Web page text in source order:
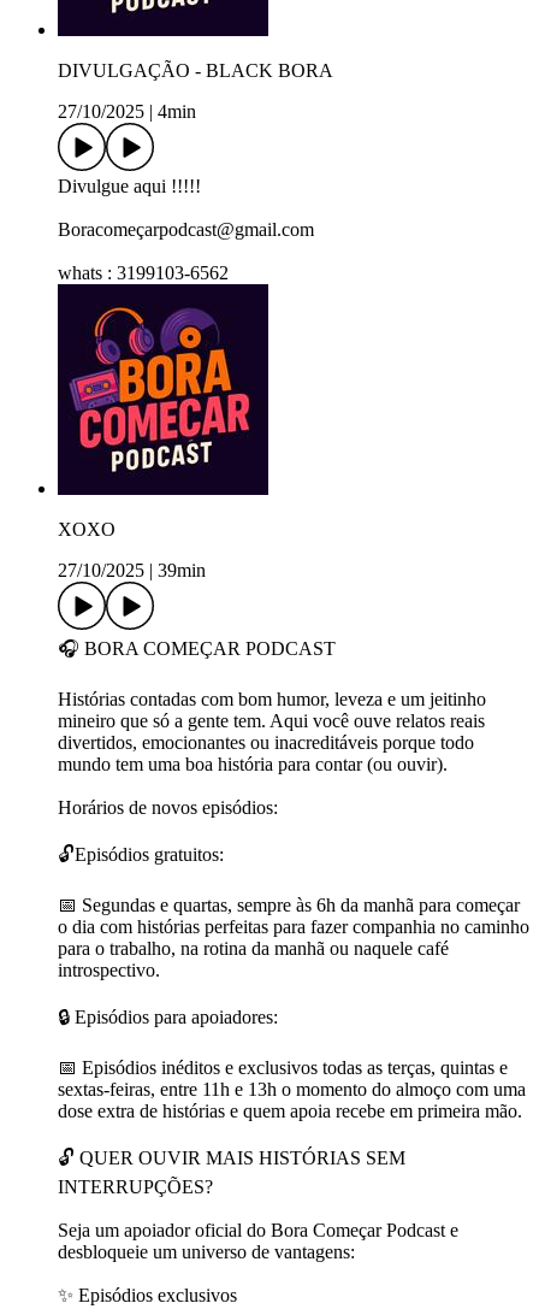
DIVULGAÇÃO - BLACK BORA
27/10/2025
4min
Divulgue aqui !!!!!
Boracomeçarpodcast@gmail.com
whats : 3199103-6562
XOXO
27/10/2025
39min
🎧 BORA COMEÇAR PODCAST
Histórias contadas com bom humor, leveza e um jeitinho
mineiro que só a gente tem. Aqui você ouve relatos reais
divertidos, emocionantes ou inacreditáveis porque todo
mundo tem uma boa história para contar (ou ouvir).
Horários de novos episódios:
🔓Episódios gratuitos:
📅 Segundas e quartas, sempre às 6h da manhã para começar
o dia com histórias perfeitas para fazer companhia no caminho
para o trabalho, na rotina da manhã ou naquele café
introspectivo.
🔒 Episódios para apoiadores:
📅 Episódios inéditos e exclusivos todas as terças, quintas e
sextas-feiras, entre 11h e 13h o momento do almoço com uma
dose extra de histórias e quem apoia recebe em primeira mão.
🔓 QUER OUVIR MAIS HISTÓRIAS SEM
INTERRUPÇÕES?
Seja um apoiador oficial do Bora Começar Podcast e
desbloqueie um universo de vantagens:
✨ Episódios exclusivos